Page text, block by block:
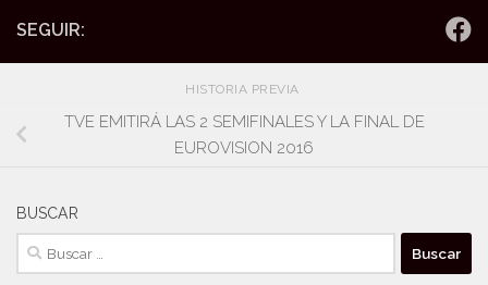
SEGUIR:
HISTORIA PREVIA
TVE EMITIRÁ LAS 2 SEMIFINALES Y LA FINAL DE
EUROVISION 2016
BUSCAR
Buscar: